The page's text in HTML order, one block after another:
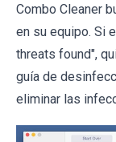
Combo Cleaner
en su equipo. Si
threats found",
guía de
eliminar las